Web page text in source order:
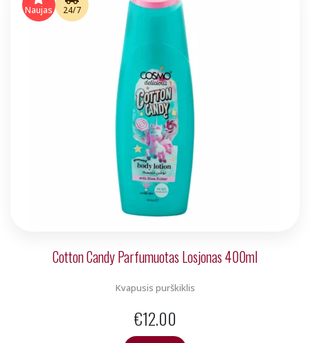
Naujas 24/7
Cotton Candy Parfumuotas Losjonas 400ml
Kvapusis purškiklis
€12.00